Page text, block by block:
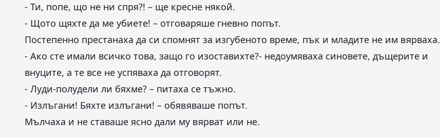
- Ти, попе, що не ни спря?! – ще кресне някой.
- Щото щяхте да ме убиете! – отговаряше гневно попът.
Постепенно престанаха да си спомнят за изгубеното време, пък и младите не им вярваха.
- Ако сте имали всичко това, защо го изоставихте?- недоумяваха синовете, дъщерите и
внуците, а те все не успяваха да отговорят.
- Луди-полудели ли бяхме? – питаха се тъжно.
- Излъгани! Бяхте излъгани! – обявяваше попът.
Мълчаха и не ставаше ясно дали му вярват или не.